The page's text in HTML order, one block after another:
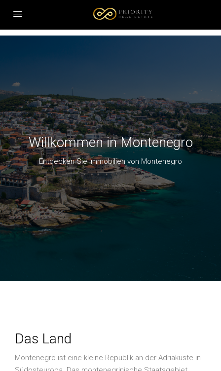
MIETE
PODGORICA
ULCINJ
IMMOBILIEN TOUR
FIRMENGRÜNDUNG
IMMOBILIENSUCHE
IMPRESSIONEN
WER WIR SIND
KONTAKT
SUCHEN
Willkommen in Montenegro
Entdecken Sie Immobilien von Montenegro
Das Land
Montenegro ist eine kleine Republik an der Adriaküste in